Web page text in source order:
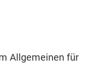
Allgemeinen für